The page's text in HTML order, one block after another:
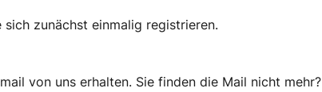
zunächst einmalig registrieren.
von uns erhalten. Sie finden die Mail nicht mehr?